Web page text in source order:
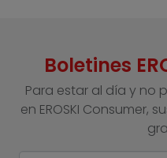
Boletines
Para estar al día y no
en EROSKI Consumer,